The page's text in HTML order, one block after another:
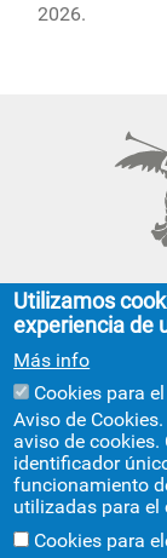
2026.
FACULTAD
C/
Utilizamos
experiencia de
Más info
Cookies para
Aviso de
aviso de cookies.
identificador
funcionamiento
utilizadas para
Cookies para